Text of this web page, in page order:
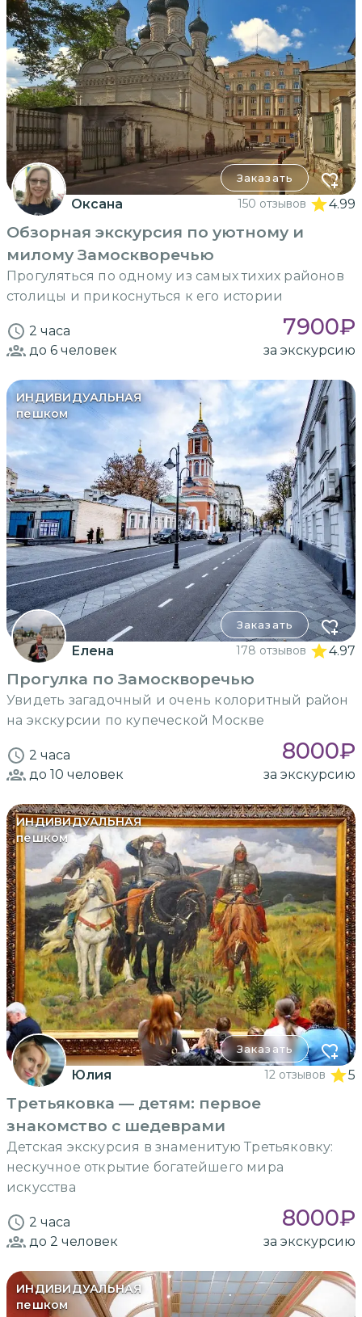
Заказать
Оксана 150 отзывов 4.99
Обзорная экскурсия по уютному и
милому Замоскворечью
Прогуляться по одному из самых тихих районов
столицы и прикоснуться к его истории
2 часа 7900₽
до 6 человек за экскурсию
ИНДИВИДУАЛЬНАЯ
пешком
Заказать
Елена 178 отзывов 4.97
Прогулка по Замоскворечью
Увидеть загадочный и очень колоритный район
на экскурсии по купеческой Москве
2 часа 8000₽
до 10 человек за экскурсию
ИНДИВИДУАЛЬНАЯ
пешком
Заказать
Юлия 12 отзывов 5
Третьяковка — детям: первое
знакомство с шедеврами
Детская экскурсия в знаменитую Третьяковку:
нескучное открытие богатейшего мира
искусства
2 часа 8000₽
до 2 человек за экскурсию
ИНДИВИДУАЛЬНАЯ
пешком